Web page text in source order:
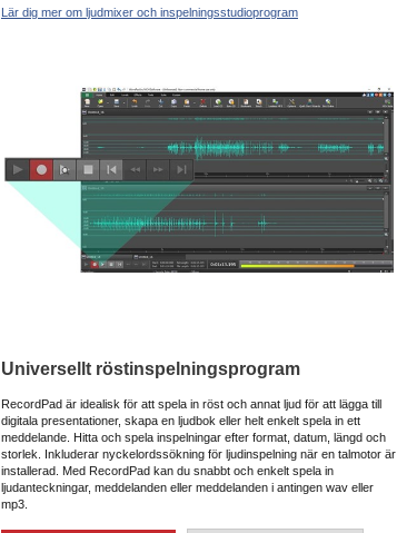
Lär dig mer om ljudmixer och inspelningsstudioprogram
Universellt röstinspelningsprogram
RecordPad är idealisk för att spela in röst och annat ljud för att lägga till
digitala presentationer, skapa en ljudbok eller helt enkelt spela in ett
meddelande. Hitta och spela inspelningar efter format, datum, längd och
storlek. Inkluderar nyckelordssökning för ljudinspelning när en talmotor är
installerad. Med RecordPad kan du snabbt och enkelt spela in
ljudanteckningar, meddelanden eller meddelanden i antingen wav eller
mp3.